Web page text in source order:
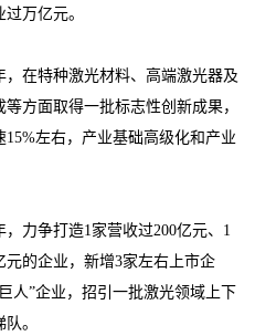
万亿元。
特种激光材料、高端激光器及
方面取得一批标志性创新成果，
左右，产业基础高级化和产业
争打造1家营收过200亿元、1
元的企业，新增3家左右上市企
人”企业，招引一批激光领域上下
。